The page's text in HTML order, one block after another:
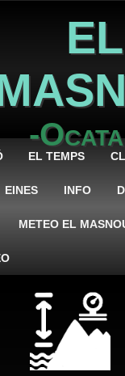
EL
-
EL TEMPS
EINES INFO
METEO EL